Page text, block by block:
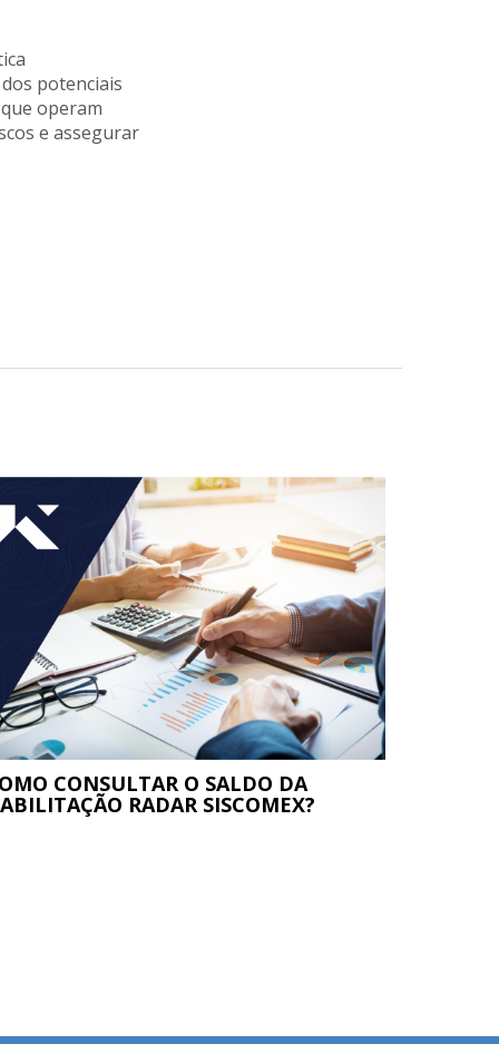
potenciais
operam
e assegurar
CONSULTAR O SALDO DA
RADAR SISCOMEX?